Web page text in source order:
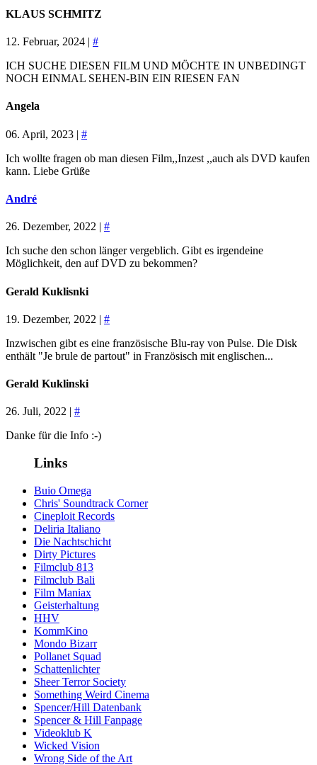
KLAUS SCHMITZ
12. Februar, 2024 | #
ICH SUCHE DIESEN FILM UND MÖCHTE IN UNBEDINGT
NOCH EINMAL SEHEN-BIN EIN RIESEN FAN
Angela
06. April, 2023 | #
Ich wollte fragen ob man diesen Film,,Inzest ,,auch als DVD kaufen
kann. Liebe Grüße
André
26. Dezember, 2022 | #
Ich suche den schon länger vergeblich. Gibt es irgendeine
Möglichkeit, den auf DVD zu bekommen?
Gerald Kuklisnki
19. Dezember, 2022 | #
Inzwischen gibt es eine französische Blu-ray von Pulse. Die Disk
enthält "Je brule de partout" in Französisch mit englischen...
Gerald Kuklinski
26. Juli, 2022 | #
Danke für die Info :-)
Links
Buio Omega
Chris' Soundtrack Corner
Cineploit Records
Deliria Italiano
Die Nachtschicht
Dirty Pictures
Filmclub 813
Filmclub Bali
Film Maniax
Geisterhaltung
HHV
KommKino
Mondo Bizarr
Pollanet Squad
Schattenlichter
Sheer Terror Society
Something Weird Cinema
Spencer/Hill Datenbank
Spencer & Hill Fanpage
Videoklub K
Wicked Vision
Wrong Side of the Art